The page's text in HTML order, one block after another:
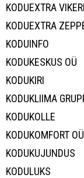
KODUEXTRA
KODUEXTRA
KODUINFO
KODUKESKUS OÜ
KODUKIRI
KODUKLIIMA
KODUKOLLE
KODUKOMFORT OÜ
KODUKUJUNDUS
KODULUKS